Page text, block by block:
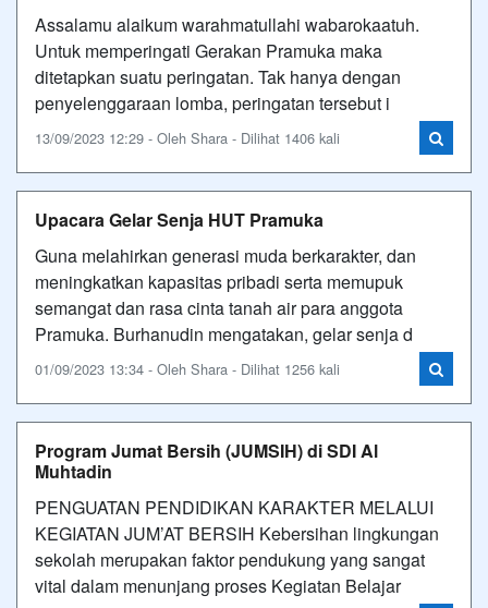
Assalamu alaikum warahmatullahi wabarokaatuh.
Untuk memperingati Gerakan Pramuka maka
ditetapkan suatu peringatan. Tak hanya dengan
penyelenggaraan lomba, peringatan tersebut i
13/09/2023 12:29 - Oleh Shara - Dilihat 1406 kali
Upacara Gelar Senja HUT Pramuka
Guna melahirkan generasi muda berkarakter, dan
meningkatkan kapasitas pribadi serta memupuk
semangat dan rasa cinta tanah air para anggota
Pramuka. Burhanudin mengatakan, gelar senja d
01/09/2023 13:34 - Oleh Shara - Dilihat 1256 kali
Program Jumat Bersih (JUMSIH) di SDI Al
Muhtadin
PENGUATAN PENDIDIKAN KARAKTER MELALUI
KEGIATAN JUM’AT BERSIH Kebersihan lingkungan
sekolah merupakan faktor pendukung yang sangat
vital dalam menunjang proses Kegiatan Belajar